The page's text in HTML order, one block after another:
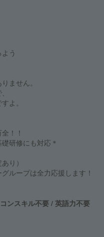
う
ません。
よ。
！！
研修にも対応＊
り）
ループは全力応援します！
ンスキル不要 / 英語力不要